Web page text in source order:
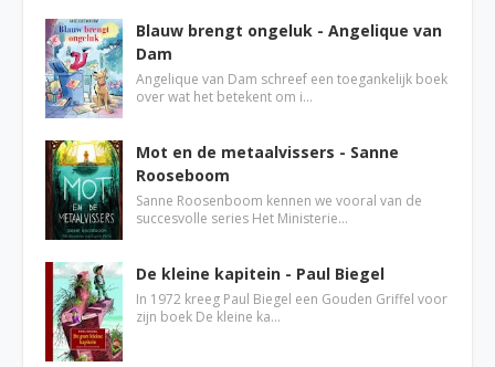
Blauw brengt ongeluk - Angelique van
Dam
Angelique van Dam schreef een toegankelijk boek
over wat het betekent om i…
Mot en de metaalvissers - Sanne
Rooseboom
Sanne Roosenboom kennen we vooral van de
succesvolle series Het Ministerie…
De kleine kapitein - Paul Biegel
In 1972 kreeg Paul Biegel een Gouden Griffel voor
zijn boek De kleine ka…